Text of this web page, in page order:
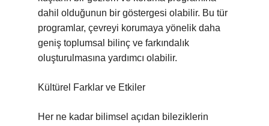
dahil olduğunun bir göstergesi olabilir. Bu tür
programlar, çevreyi korumaya yönelik daha
geniş toplumsal bilinç ve farkındalık
oluşturulmasına yardımcı olabilir.
Kültürel Farklar ve Etkiler
Her ne kadar bilimsel açıdan bileziklerin